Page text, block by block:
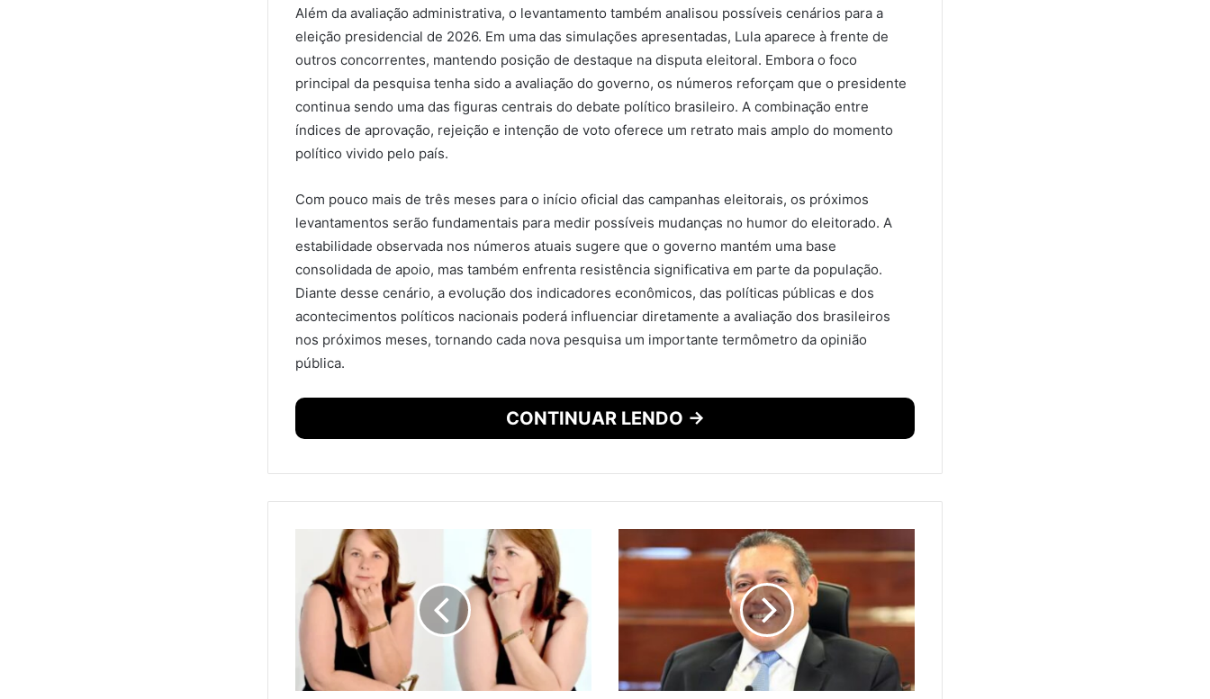
Além da avaliação administrativa, o levantamento também analisou possíveis cenários para a
eleição presidencial de 2026. Em uma das simulações apresentadas, Lula aparece à frente de
outros concorrentes, mantendo posição de destaque na disputa eleitoral. Embora o foco
principal da pesquisa tenha sido a avaliação do governo, os números reforçam que o presidente
continua sendo uma das figuras centrais do debate político brasileiro. A combinação entre
índices de aprovação, rejeição e intenção de voto oferece um retrato mais amplo do momento
político vivido pelo país.
Com pouco mais de três meses para o início oficial das campanhas eleitorais, os próximos
levantamentos serão fundamentais para medir possíveis mudanças no humor do eleitorado. A
estabilidade observada nos números atuais sugere que o governo mantém uma base
consolidada de apoio, mas também enfrenta resistência significativa em parte da população.
Diante desse cenário, a evolução dos indicadores econômicos, das políticas públicas e dos
acontecimentos políticos nacionais poderá influenciar diretamente a avaliação dos brasileiros
nos próximos meses, tornando cada nova pesquisa um importante termômetro da opinião
pública.
CONTINUAR LENDO →